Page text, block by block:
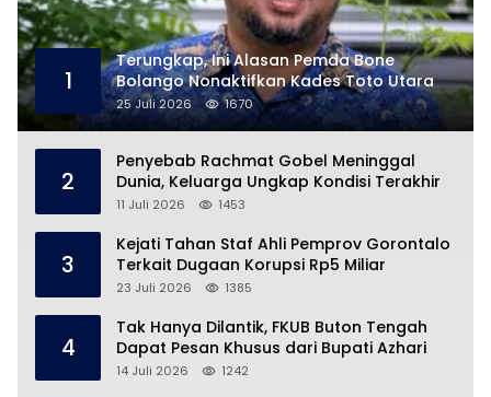
1
Terungkap, Ini Alasan Pemda Bone
Bolango Nonaktifkan Kades Toto Utara
25 Juli 2026 1670
2
Penyebab Rachmat Gobel Meninggal
Dunia, Keluarga Ungkap Kondisi Terakhir
11 Juli 2026 1453
3
Kejati Tahan Staf Ahli Pemprov Gorontalo
Terkait Dugaan Korupsi Rp5 Miliar
23 Juli 2026 1385
4
Tak Hanya Dilantik, FKUB Buton Tengah
Dapat Pesan Khusus dari Bupati Azhari
14 Juli 2026 1242